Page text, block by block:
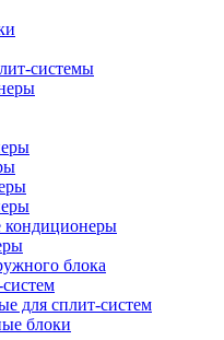
системы
кондиционеры
блока
для сплит-систем
блоки